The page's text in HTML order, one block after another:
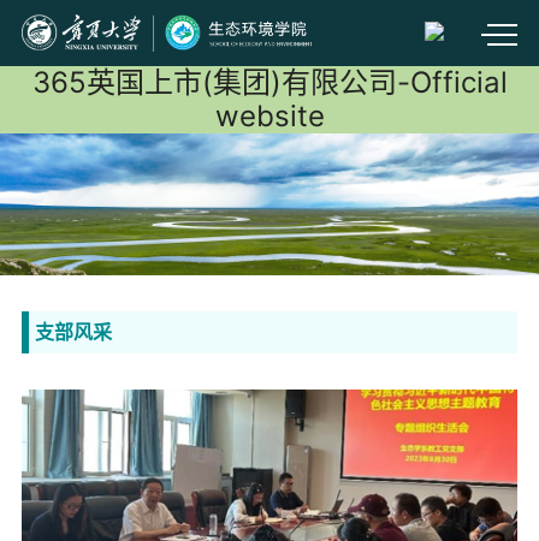
365英国上市(集团)有限公司-Official
website
支部风采